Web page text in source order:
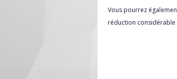
Vous pourrez
réduction considérable